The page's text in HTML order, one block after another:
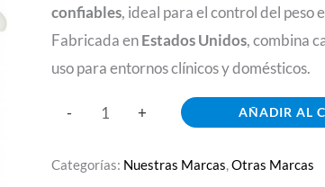
confiables, ideal para el control del peso
Fabricada enEstados Unidos, combina
uso para entornos clínicos y domésticos.
- + AÑADIR AL
Categorías: Nuestras Marcas,Otras Marcas